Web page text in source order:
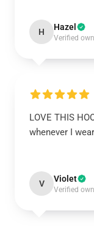
H Hazel
Verified
LOVE THIS
whenever I
V Violet
Verified